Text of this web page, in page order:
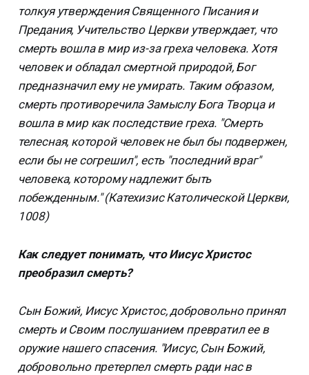
толкуя утверждения Священного Писания и
Предания, Учительство Церкви утверждает, что
смерть вошла в мир из-за греха человека. Хотя
человек и обладал смертной природой, Бог
предназначил ему не умирать. Таким образом,
смерть противоречила Замыслу Бога Творца и
вошла в мир как последствие греха. "Смерть
телесная, которой человек не был бы подвержен,
если бы не согрешил", есть "последний враг"
человека, которому надлежит быть
побежденным." (Катехизис Католической Церкви,
1008)
Как следует понимать, что Иисус Христос
преобразил смерть?
Сын Божий, Иисус Христос, добровольно принял
смерть и Своим послушанием превратил ее в
оружие нашего спасения. "Иисус, Сын Божий,
добровольно претерпел смерть ради нас в